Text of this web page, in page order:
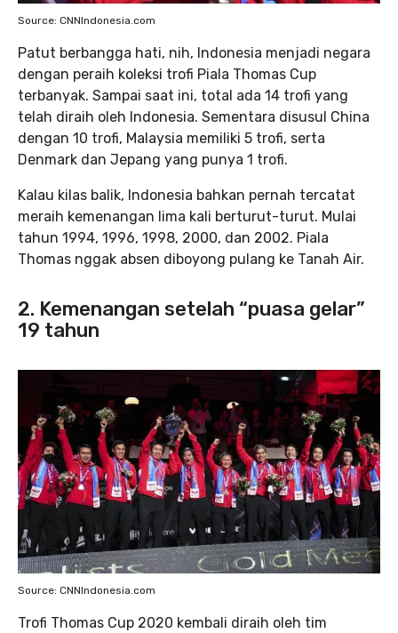
Source: CNNIndonesia.com
Patut berbangga hati, nih, Indonesia menjadi negara
dengan peraih koleksi trofi Piala Thomas Cup
terbanyak. Sampai saat ini, total ada 14 trofi yang
telah diraih oleh Indonesia. Sementara disusul China
dengan 10 trofi, Malaysia memiliki 5 trofi, serta
Denmark dan Jepang yang punya 1 trofi.
Kalau kilas balik, Indonesia bahkan pernah tercatat
meraih kemenangan lima kali berturut-turut. Mulai
tahun 1994, 1996, 1998, 2000, dan 2002. Piala
Thomas nggak absen diboyong pulang ke Tanah Air.
2. Kemenangan setelah “puasa gelar”
19 tahun
Source: CNNIndonesia.com
Trofi Thomas Cup 2020 kembali diraih oleh tim